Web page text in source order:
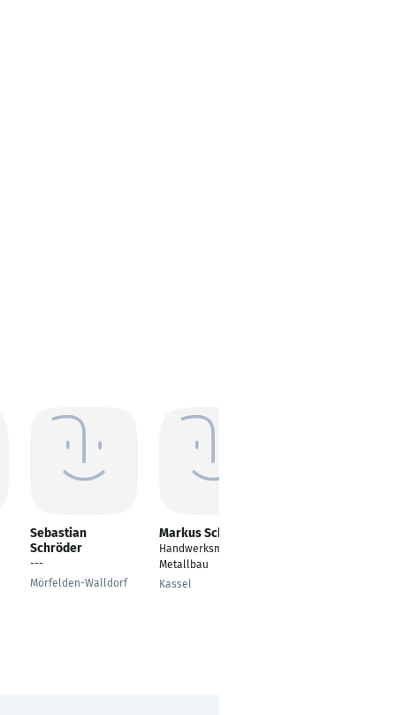
Sebastian
Schröder
---
Mörfelden-Walldorf
Markus Schmidt
Handwerksmeister im
Metallbau
Kassel